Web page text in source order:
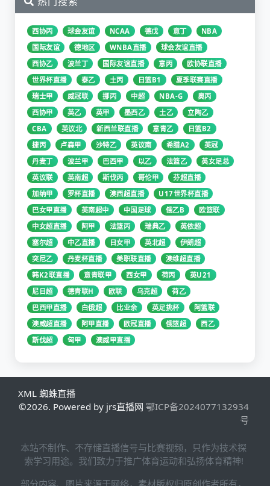
西协丙 球会友谊 NCAA 德戊 意丁
NBA
国际友谊
德地区 WNBA直播
球会友谊直播
西协乙
波兰丁 国际友谊直播 意丙
欧协联直播
世界杯直播
泰乙 土丙 日篮B1
夏季联赛直播
瑞士甲
威冠联 挪丙 中超 NBA-G
奥丙
西协甲
英乙 英甲 墨西乙 土乙
立陶乙
CBA
英议北 新西兰联直播 意青乙
日篮B2
捷丙
卢森甲 沙特乙 英议南 希腊A2
英冠
丹麦丁
波兰甲 巴西甲 以乙 法篮乙
英女足总
英议联
英南超 斯伐丙 哥伦甲
芬超直播
加纳甲
罗杯直播 澳西超直播
U17世界杯直播
巴女甲直播
英南超中 中国足球 俄乙B
欧篮联
中女超直播
阿甲 法篮丙 瑞典乙
英依超
塞尔超
中乙直播 日女甲 英北超
伊朗超
突尼乙
丹麦杯直播 美职联直播
澳维超直播
韩K2联直播
意青联甲 西女甲 荷丙
英U21
尼日超
德青联H 欧联 乌克超
荷乙
巴西甲直播
白俄超 比业余 英足挑杯
阿篮联
澳威超直播
阿甲直播 欧冠直播 俄篮超
西乙
斯伐超
匈甲 澳威甲直播
XML 蜘蛛直播
©2026. Powered by jrs直播网 鄂ICP备2024077132934
号
本站不制作、不存储直播信号与比赛视频，只作为技术探
索学习用途。我们致力于推广体育运动和弘扬体育精神!
部分内容、图片来源于网络，素材版权归原创作者所有，